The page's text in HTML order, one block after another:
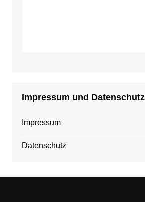
Impressum und Datenschutz
Impressum
Datenschutz